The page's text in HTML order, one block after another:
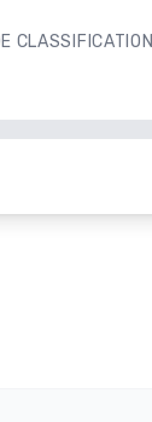
CLASSIFICATION